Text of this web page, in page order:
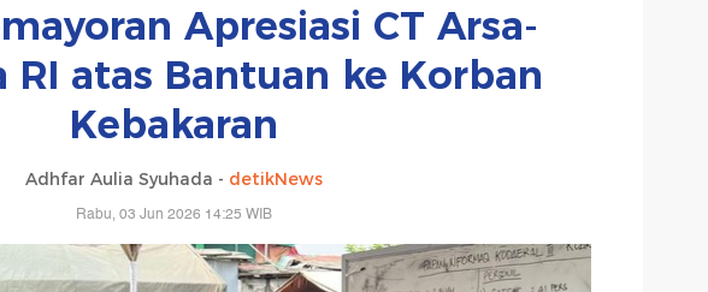
Apresiasi CT Arsa-
RI atas Bantuan ke Korban
Kebakaran
Adhfar Aulia Syuhada - detikNews
Rabu, 03 Jun 2026 14:25 WIB